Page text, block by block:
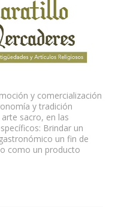
y comercialización
y tradición
sacro, en las
Brindar un
un fin de
como un producto